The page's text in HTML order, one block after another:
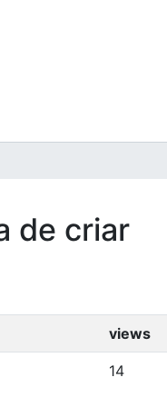
de criar
views
14